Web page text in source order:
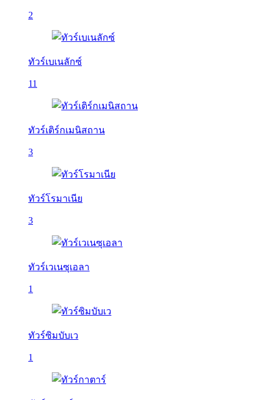
2
ทัวร์เบเนลักซ์
11
ทัวร์เติร์กเมนิสถาน
3
ทัวร์โรมาเนีย
3
ทัวร์เวเนซุเอลา
1
ทัวร์ซิมบับเว
1